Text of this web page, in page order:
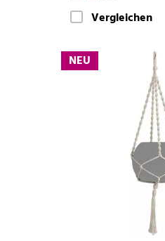
Vergleichen
NEU